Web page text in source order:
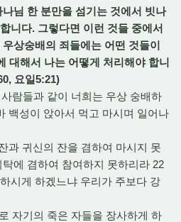
님 한 분만을 섬기는 것에서 빗나
니다. 그렇다면 이런 것들 중에서
상숭배의 죄들에는 어떤 것들이
대해서 나는 어떻게 처리해야 합니
요일5:21)
람들과 같이 너희는 우상 숭배하
백성이 앉아서 먹고 마시며 일어나
과 귀신의 잔을 겸하여 마시지 못
에 겸하여 참여하지 못하리라 22
시게 하겠느냐 우리가 주보다 강
자기의 죽은 자들을 장사하게 하